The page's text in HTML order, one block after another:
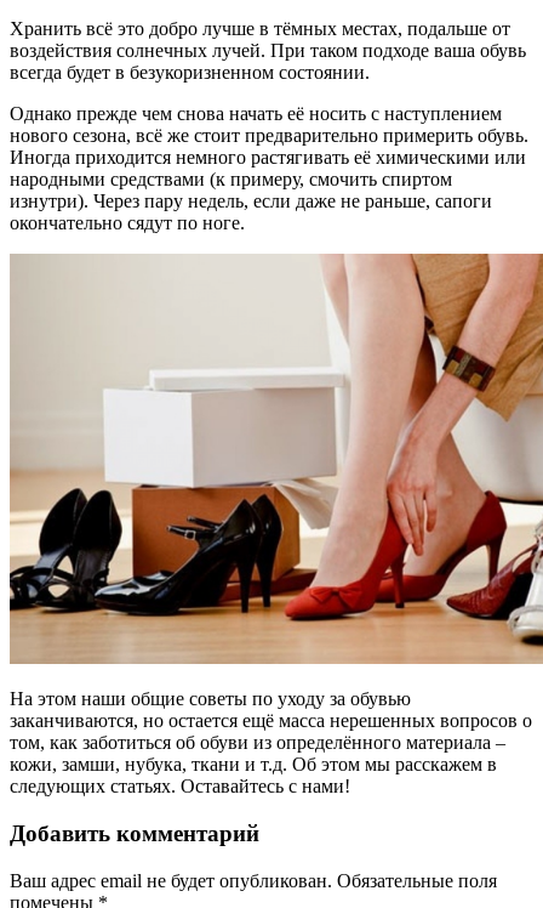
Хранить всё это добро лучше в тёмных местах, подальше от
воздействия солнечных лучей. При таком подходе ваша обувь
всегда будет в безукоризненном состоянии.
Однако прежде чем снова начать её носить с наступлением
нового сезона, всё же стоит предварительно примерить обувь.
Иногда приходится немного растягивать её химическими или
народными средствами (к примеру, смочить спиртом
изнутри). Через пару недель, если даже не раньше, сапоги
окончательно сядут по ноге.
На этом наши общие советы по уходу за обувью
заканчиваются, но остается ещё масса нерешенных вопросов о
том, как заботиться об обуви из определённого материала –
кожи, замши, нубука, ткани и т.д. Об этом мы расскажем в
следующих статьях. Оставайтесь с нами!
Добавить комментарий
Ваш адрес email не будет опубликован. Обязательные поля
помечены *